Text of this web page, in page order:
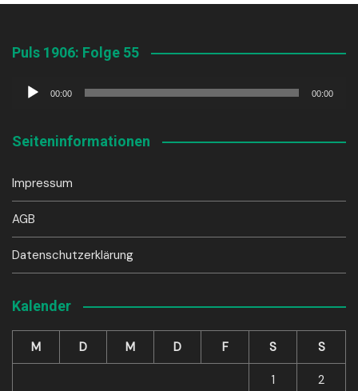
Puls 1906: Folge 55
Audio-
00:00 00:00
Seiteninformationen
Impressum
AGB
Datenschutzerklärung
Kalender
M D M D F S S
1 2